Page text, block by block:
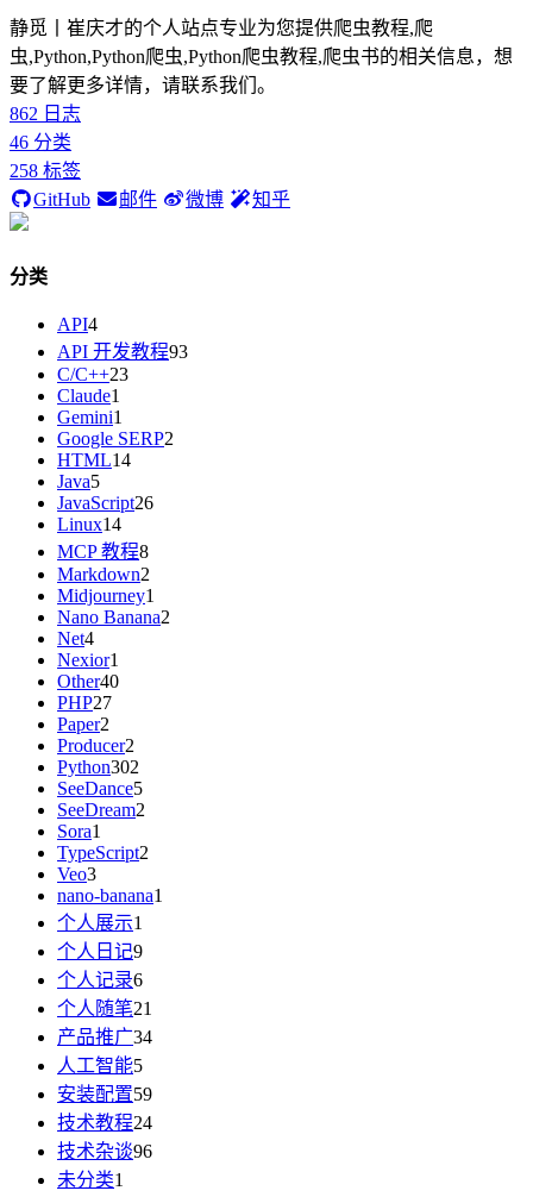
静觅丨崔庆才的个人站点专业为您提供爬虫教程,爬
虫,Python,Python爬虫,Python爬虫教程,爬虫书的相关信息，想
要了解更多详情，请联系我们。
862 日志
46 分类
258 标签
GitHub
邮件 微博 知乎
分类
API4
API 开发教程93
C/C++23
Claude1
Gemini1
Google SERP2
HTML14
Java5
JavaScript26
Linux14
MCP 教程8
Markdown2
Midjourney1
Nano Banana2
Net4
Nexior1
Other40
PHP27
Paper2
Producer2
Python302
SeeDance5
SeeDream2
Sora1
TypeScript2
Veo3
nano-banana1
个人展示1
个人日记9
个人记录6
个人随笔21
产品推广34
人工智能5
安装配置59
技术教程24
技术杂谈96
未分类1